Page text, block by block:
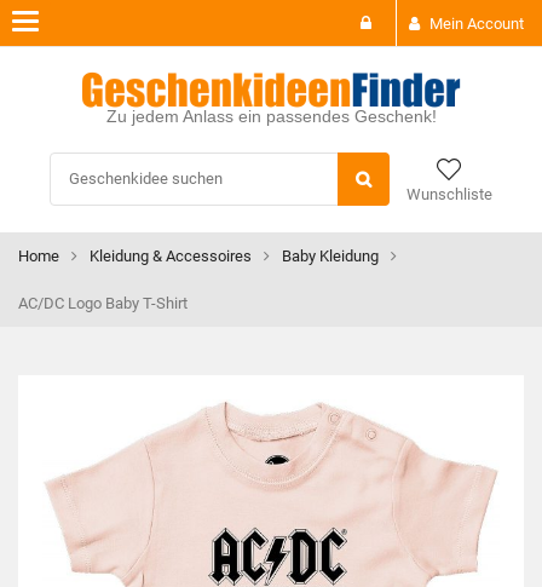
Mein Account
Zu jedem Anlass ein passendes Geschenk!
Wunschliste
Toggle
navigation
Home Kleidung & Accessoires Baby Kleidung
AC/DC Logo Baby T-Shirt